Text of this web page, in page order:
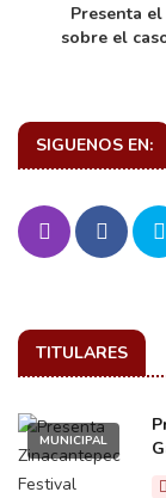
Presenta
sobre el
SIGUENOS EN:
TITULARES
MUNICIPAL